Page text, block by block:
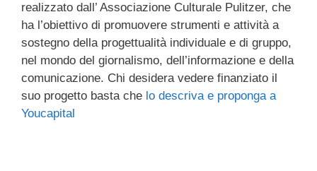
realizzato dall’ Associazione Culturale Pulitzer, che
ha l’obiettivo di promuovere strumenti e attività a
sostegno della progettualità individuale e di gruppo,
nel mondo del giornalismo, dell’informazione e della
comunicazione. Chi desidera vedere finanziato il
suo progetto basta che lo descriva e proponga a
Youcapital